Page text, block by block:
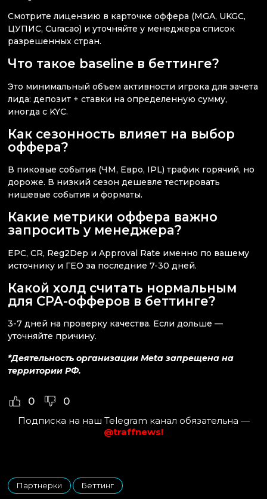
Смотрите лицензию в карточке оффера (MGA, UKGC,
ЦУПИС, Curacao) и уточняйте у менеджера список
разрешенных стран.
Что такое baseline в беттинге?
Это минимальный объем активности игрока для зачета
лида: депозит + ставки на определенную сумму,
иногда с KYC.
Как сезонность влияет на выбор
оффера?
В пиковые события (ЧМ, Евро, IPL) трафик горячий, но
дороже. В низкий сезон дешевле тестировать
нишевые события и форматы.
Какие метрики оффера важно
запросить у менеджера?
EPC, CR, Reg2Dep и Approval Rate именно по вашему
источнику и ГЕО за последние 7-30 дней.
Какой холд считать нормальным
для CPA-офферов в беттинге?
3-7 дней на проверку качества. Если дольше —
уточняйте причину.
*Деятельность организации Meta запрещена на
территории РФ.
0 0
Подписка на наш Telegram канал обязательна —
@traffnews!
Партнерки
,
Беттинг